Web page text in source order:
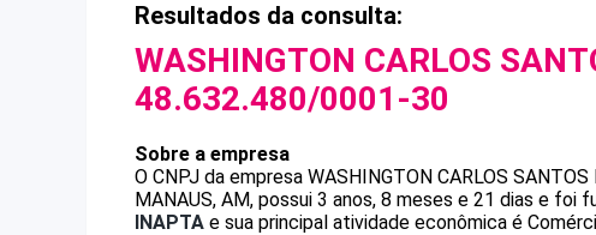
Resultados da consulta:
WASHINGTON CARLOS
48.632.480/0001-30
Sobre a empresa
O CNPJ da empresa WASHINGTON CARLOS
MANAUS, AM, possui 3 anos, 8 meses e 21 dias e foi
INAPTA e sua principal atividade econômica é